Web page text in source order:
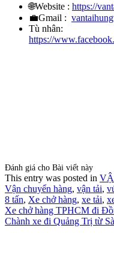
🌐Website : https://
💼Gmail :
Tù nhân:
https://
Đánh giá cho Bài viết này
This entry was posted in
Vận chuyển hàng, vận tải,
8 tấn, Xe chở hàng, xe tải,
Xe chở hàng TPHCM đi
Chành xe đi Quảng Trị từ